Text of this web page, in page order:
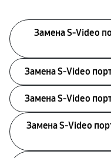
Замена S-Video
Замена S-Video
Замена S-Video
Замена S-Video